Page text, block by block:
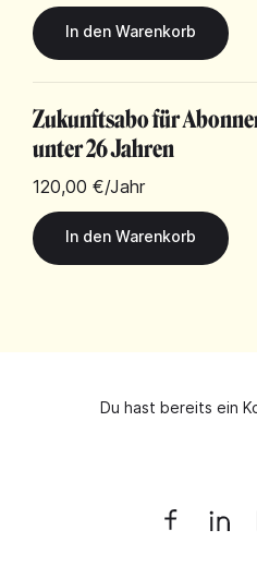
Zukunftsabo für
unter 26 Jahren
120,00 €/Jahr
Du hast bereits ein